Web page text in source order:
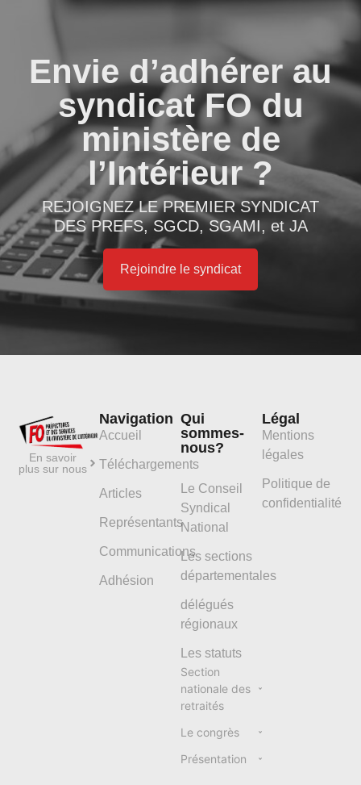
Envie d’adhérer au
syndicat FO du
ministère de
l’Intérieur ?
REJOIGNEZ LE PREMIER SYNDICAT
DES PREFS, SGCD, SGAMI, et JA
Rejoindre le syndicat
En savoir
plus sur nous
Navigation
Accueil
Téléchargements
Articles
Représentants
Communications
Adhésion
Qui
sommes-
nous?
Le Conseil
Syndical
National
Les sections
départementales
délégués
régionaux
Les statuts
Section
nationale des
retraités
Le congrès
Présentation
Légal
Mentions
légales
Politique de
confidentialité